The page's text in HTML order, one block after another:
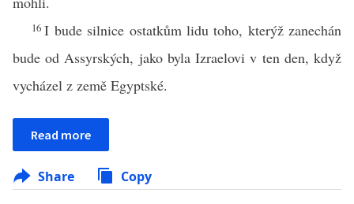
16I bude silnice ostatkům lidu toho, kterýž zanechán
bude od Assyrských, jako byla Izraelovi v ten den, když
vycházel z země Egyptské.
Read more
Share Copy